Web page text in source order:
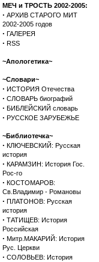
МЕЧ и ТРОСТЬ 2002-2005:
· АРХИВ СТАРОГО МИТ
2002-2005 годов
· ГАЛЕРЕЯ
· RSS
~Апологетика~
~Словари~
· ИСТОРИЯ Отечества
· СЛОВАРЬ биографий
· БИБЛЕЙСКИЙ словарь
· РУССКОЕ ЗАРУБЕЖЬЕ
~Библиотечка~
· КЛЮЧЕВСКИЙ: Русская
история
· КАРАМЗИН: История Гос.
Рос-го
· КОСТОМАРОВ:
Св.Владимир - Романовы
· ПЛАТОНОВ: Русская
история
· ТАТИЩЕВ: История
Российская
· Митр.МАКАРИЙ: История
Рус. Церкви
· СОЛОВЬЕВ: История